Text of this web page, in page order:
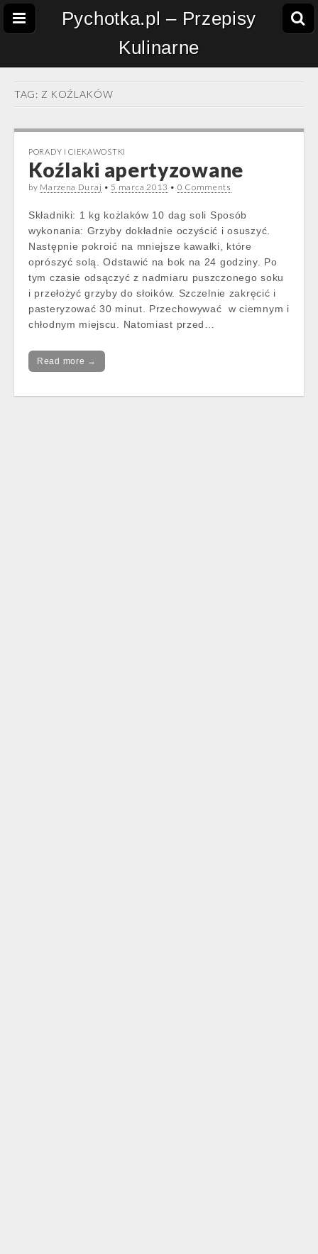
Pychotka.pl – Przepisy
Kulinarne
TAG: Z KOŹLAKÓW
PORADY I CIEKAWOSTKI
Koźlaki apertyzowane
by Marzena Duraj • 5 marca 2013 • 0 Comments
Składniki: 1 kg kożlaków 10 dag soli Sposób
wykonania: Grzyby dokładnie oczyścić i osuszyć.
Następnie pokroić na mniejsze kawałki, które
oprószyć solą. Odstawić na bok na 24 godziny. Po
tym czasie odsączyć z nadmiaru puszczonego soku
i przełożyć grzyby do słoików. Szczelnie zakręcić i
pasteryzować 30 minut. Przechowywać w ciemnym i
chłodnym miejscu. Natomiast przed…
Read more →